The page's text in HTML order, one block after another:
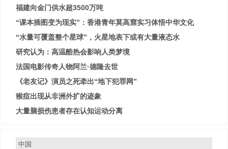
福建向金门供水超3500万吨
“课本插图变为现实”：香港青年莫高窟实习体悟中华文化
“水量可覆盖整个星球”，火星地表下或有大量液态水
研究认为：高温酷热会影响人类梦境
法国电影传奇人物阿兰·德隆去世
《老友记》演员之死牵出“地下犯罪网”
猴痘出现从非洲外扩的迹象
大量脑损伤患者存在认知运动分离
中国